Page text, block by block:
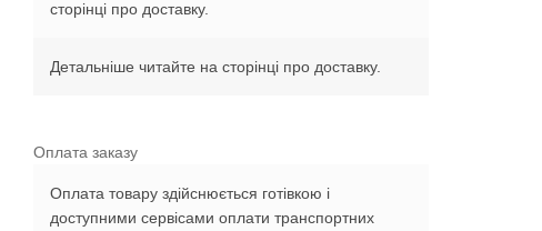
сторінці про доставку.
Детальніше читайте на сторінці про доставку.
Оплата заказу
Оплата товару здійснюється готівкою і
доступними сервісами оплати транспортних